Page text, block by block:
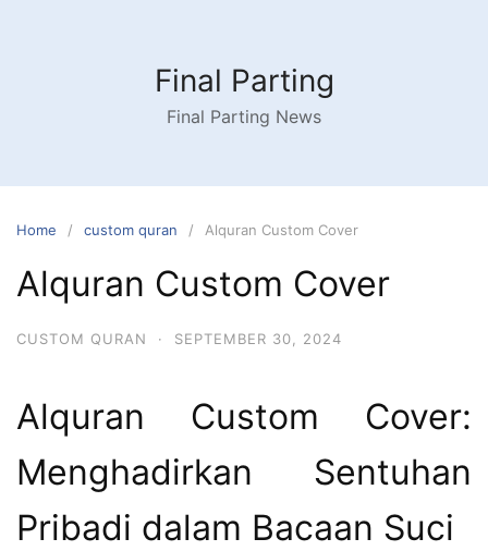
Final Parting
Final Parting News
Home custom quran Alquran Custom Cover
Alquran Custom Cover
CUSTOM QURAN · SEPTEMBER 30, 2024
Alquran Custom Cover:
Menghadirkan Sentuhan
Pribadi dalam Bacaan Suci